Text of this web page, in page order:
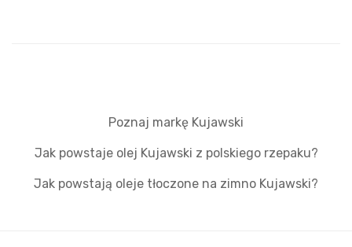
Poznaj markę Kujawski
Jak powstaje olej Kujawski z polskiego rzepaku?
Jak powstają oleje tłoczone na zimno Kujawski?